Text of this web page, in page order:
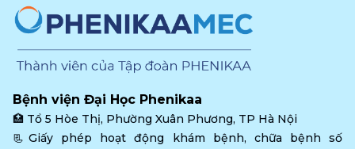
Bệnh viện Đại Học Phenikaa
🏥 Tổ 5 Hòe Thị, Phường Xuân Phương, TP Hà Nội
📃Giấy phép hoạt động khám bệnh, chữa bệnh số